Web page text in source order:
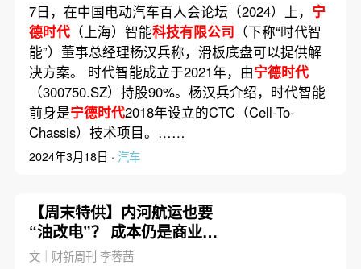
7日，在中国电动汽车百人会论坛（2024）上， 宁
德时代（上海）智能科技有限公司 （下称“时代智
能”）董事总经理杨汉兵称，滑板底盘可以提供解
决方案。 时代智能成立于2021年，由宁德时代
（300750.SZ）持股90%。杨汉兵介绍，时代智能
前身是宁德时代2018年设立的CTC（Cell-To-
Chassis）技术项目。……
2024年3月18日 · 汽车
【周末特供】内河航运也要
“油改电”？ 成本仍是商业化
瓶颈
文｜财新周刊 李蓉茜